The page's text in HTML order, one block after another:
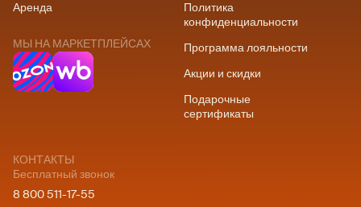
Аренда
МЫ НА МАРКЕТПЛЕЙСАХ
Политика
конфиденциальности
Программа лояльности
Акции и скидки
Подарочные
сертификаты
КОНТАКТЫ
Бесплатный звонок
8 800 511-17-55